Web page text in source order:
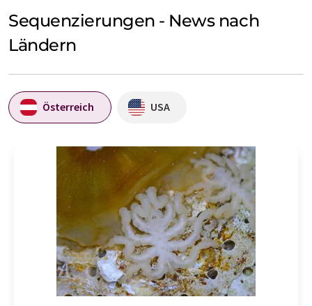
Sequenzierungen - News nach
Ländern
Österreich USA